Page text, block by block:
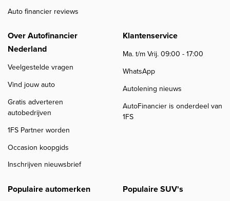
Auto financier reviews
Over Autofinancier
Nederland
Veelgestelde vragen
Vind jouw auto
Gratis adverteren
autobedrijven
1FS Partner worden
Occasion koopgids
Inschrijven nieuwsbrief
Klantenservice
Ma. t/m Vrij. 09:00 - 17:00
WhatsApp
Autolening nieuws
AutoFinancier is onderdeel van
1FS
Populaire automerken Populaire SUV's